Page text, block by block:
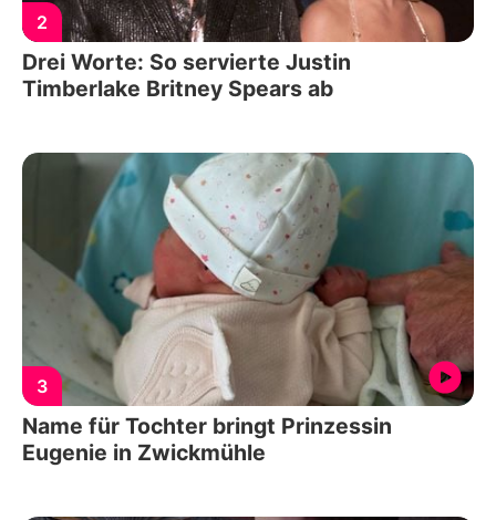
2
Drei Worte: So servierte Justin
Timberlake Britney Spears ab
3
Name für Tochter bringt Prinzessin
Eugenie in Zwickmühle